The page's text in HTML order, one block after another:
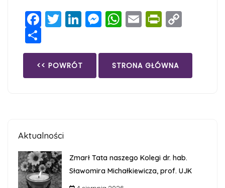
Facebook
Twitter
LinkedIn
Messenger
WhatsApp
Email
Share
<< POWRÓT STRONA GŁÓWNA
Aktualności
Zmarł Tata naszego Kolegi dr. hab.
Sławomira Michałkiewicza, prof. UJK